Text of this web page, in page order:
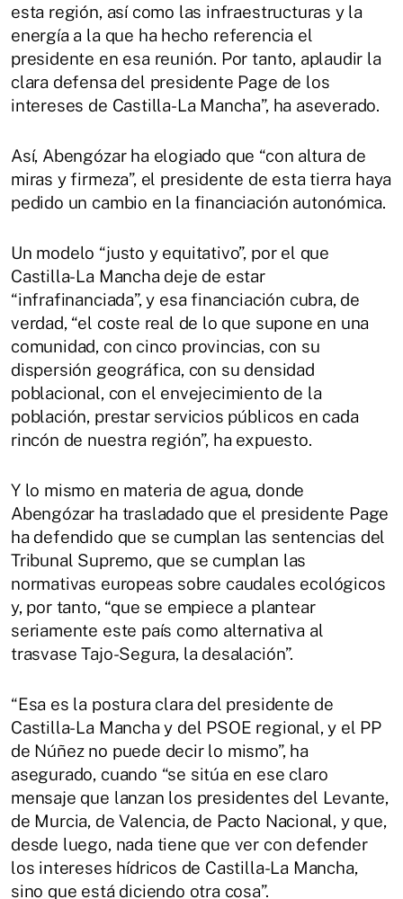
esta región, así como las infraestructuras y la
energía a la que ha hecho referencia el
presidente en esa reunión. Por tanto, aplaudir la
clara defensa del presidente Page de los
intereses de Castilla-La Mancha”, ha aseverado.
Así, Abengózar ha elogiado que “con altura de
miras y firmeza”, el presidente de esta tierra haya
pedido un cambio en la financiación autonómica.
Un modelo “justo y equitativo”, por el que
Castilla-La Mancha deje de estar
“infrafinanciada”, y esa financiación cubra, de
verdad, “el coste real de lo que supone en una
comunidad, con cinco provincias, con su
dispersión geográfica, con su densidad
poblacional, con el envejecimiento de la
población, prestar servicios públicos en cada
rincón de nuestra región”, ha expuesto.
Y lo mismo en materia de agua, donde
Abengózar ha trasladado que el presidente Page
ha defendido que se cumplan las sentencias del
Tribunal Supremo, que se cumplan las
normativas europeas sobre caudales ecológicos
y, por tanto, “que se empiece a plantear
seriamente este país como alternativa al
trasvase Tajo-Segura, la desalación”.
“Esa es la postura clara del presidente de
Castilla-La Mancha y del PSOE regional, y el PP
de Núñez no puede decir lo mismo”, ha
asegurado, cuando “se sitúa en ese claro
mensaje que lanzan los presidentes del Levante,
de Murcia, de Valencia, de Pacto Nacional, y que,
desde luego, nada tiene que ver con defender
los intereses hídricos de Castilla-La Mancha,
sino que está diciendo otra cosa”.